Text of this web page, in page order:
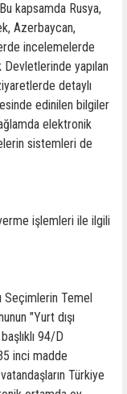
kapsamda Rusya,
Azerbaycan,
incelemelerde
yapılan
detaylı
edinilen bilgiler
elektronik
sistemleri de
işlemleri ile ilgili
Seçimlerin Temel
"Yurt dışı
94/D
inci madde
Türkiye